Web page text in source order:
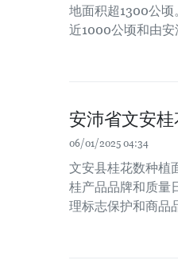
地面积超1300公
近1000公顷和由安
安沛省文安
06/01/2025 04:34
文安县桂花数种植
桂产品品牌和质量
理标志保护和商品